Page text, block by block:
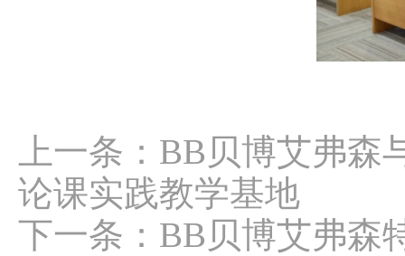
上一条： BB贝博艾弗森
论课实践教学基地
下一条： BB贝博艾弗森